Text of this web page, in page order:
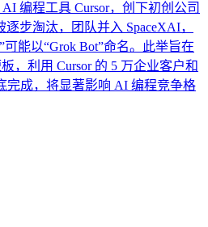
编程工具 Cursor，创下初创公司
步淘汰，团队并入 SpaceXAI，
可能以“Grok Bot”命名。此举旨在
，利用 Cursor 的 5 万企业客户和
完成，将显著影响 AI 编程竞争格